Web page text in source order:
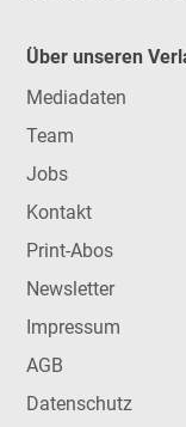
Über unseren
Mediadaten
Team
Jobs
Kontakt
Print-Abos
Newsletter
Impressum
AGB
Datenschutz